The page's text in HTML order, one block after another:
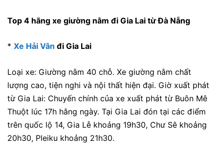
Top 4 hãng xe giường nằm đi Gia Lai từ Đà Nẵng
* Xe Hải Vân đi Gia Lai
Loại xe: Giường nằm 40 chỗ. Xe giường nằm chất
lượng cao, tiện nghi và nội thất hiện đại. Giờ xuất phát
từ Gia Lai: Chuyến chính của xe xuất phát từ Buôn Mê
Thuột lúc 17h hằng ngày. Tại Gia Lai đón tại các điểm
trên quốc lộ 14, Gia Lễ khoảng 19h30, Chư Sê khoảng
20h30, Pleiku khoảng 21h30.